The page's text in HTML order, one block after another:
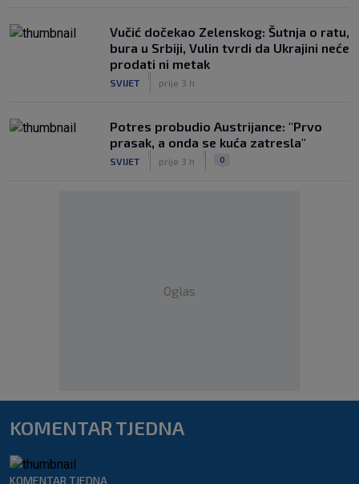
Vučić dočekao Zelenskog: Šutnja o ratu,
bura u Srbiji, Vulin tvrdi da Ukrajini neće
prodati ni metak
SVIJET prije 3 h
Potres probudio Austrijance: "Prvo
prasak, a onda se kuća zatresla"
SVIJET prije 3 h 0
Oglas
KOMENTAR TJEDNA
KOMENTAR TJEDNA